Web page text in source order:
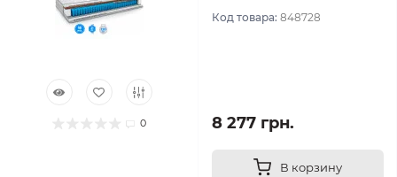
0
Код товара: 848728
8 277 грн.
В корзину